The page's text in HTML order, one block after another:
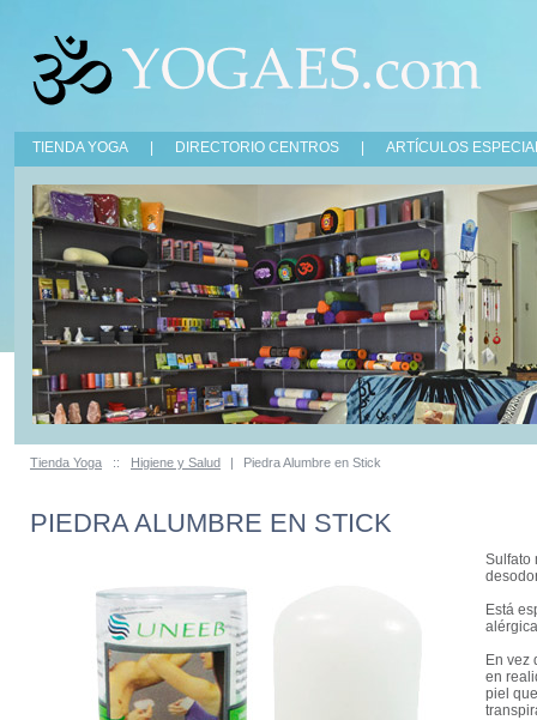
TIENDA YOGA DIRECTORIO CENTROS ARTÍCULOS
Tienda Yoga :: Higiene y Salud | Piedra Alumbre en Stick
PIEDRA ALUMBRE EN STICK
Sulfato
Está
En vez
en
piel